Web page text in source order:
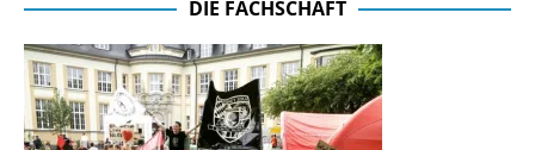
DIE FACHSCHAFT